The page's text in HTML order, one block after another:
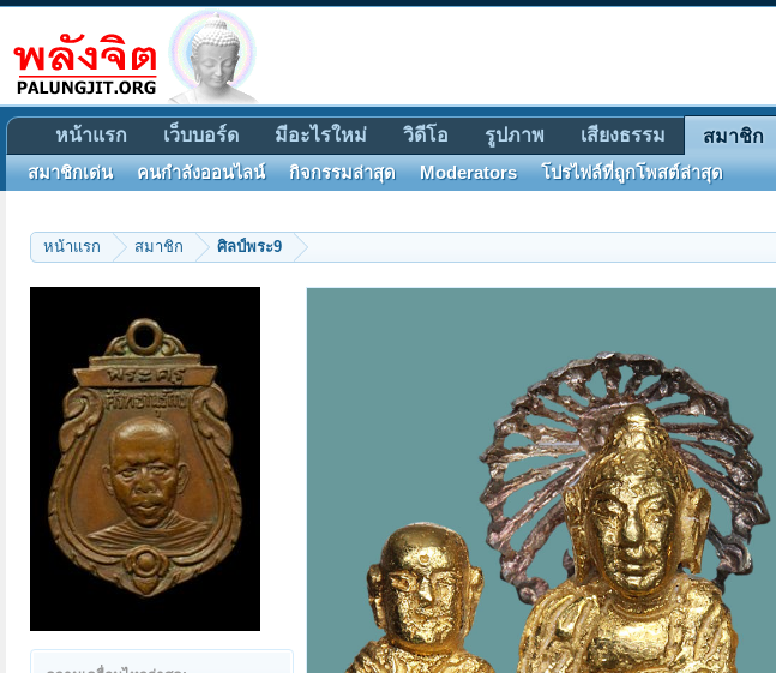
หน้าแรก สมาชิก ศิลป์พระ9
หน้าแรก เว็บบอร์ด มีอะไรใหม่ วิดีโอ รูปภาพ เสียงธรรม สมาชิก
สมาชิกเด่น คนกำลังออนไลน์ กิจกรรมล่าสุด Moderators โปรไฟล์ที่ถูกโพสต์ล่าสุด